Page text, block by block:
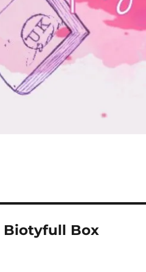
Biotyfull Box